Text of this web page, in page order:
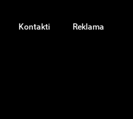
Kontakti Reklama